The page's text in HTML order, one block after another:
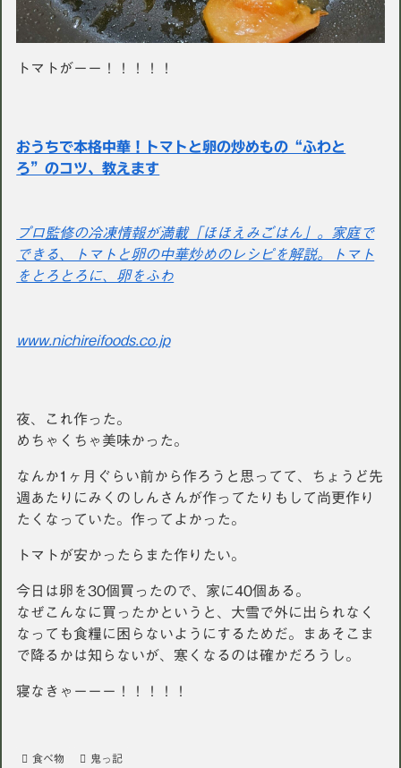
トマトがーー！！！！！
おうちで本格中華！トマトと卵の炒めもの“ふわと
ろ”のコツ、教えます
プロ監修の冷凍情報が満載「ほほえみごはん」。家庭で
できる、トマトと卵の中華炒めのレシピを解説。トマト
をとろとろに、卵をふわ
www.nichireifoods.co.jp
夜、これ作った。
めちゃくちゃ美味かった。
なんか1ヶ月ぐらい前から作ろうと思ってて、ちょうど先
週あたりにみくのしんさんが作ってたりもして尚更作り
たくなっていた。作ってよかった。
トマトが安かったらまた作りたい。
今日は卵を30個買ったので、家に40個ある。
なぜこんなに買ったかというと、大雪で外に出られなく
なっても食糧に困らないようにするためだ。まあそこま
で降るかは知らないが、寒くなるのは確かだろうし。
寝なきゃーーー！！！！！
食べ物 鬼っ記